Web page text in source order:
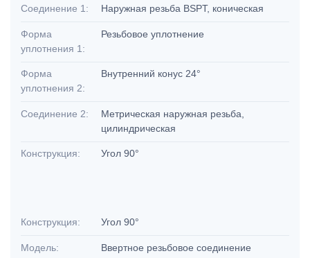
Соединение 1: Наружная резьба BSPT, коническая
Форма
уплотнения 1:
Резьбовое уплотнение
Форма
уплотнения 2:
Внутренний конус 24°
Соединение 2:
Метрическая наружная резьба,
цилиндрическая
Конструкция: Угол 90°
Конструкция: Угол 90°
Модель: Ввертное резьбовое соединение